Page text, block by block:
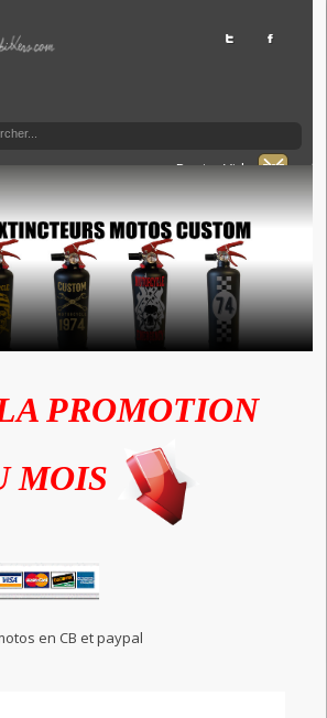
Panier Vide
PROMOTION
MOIS
motos en CB et paypal